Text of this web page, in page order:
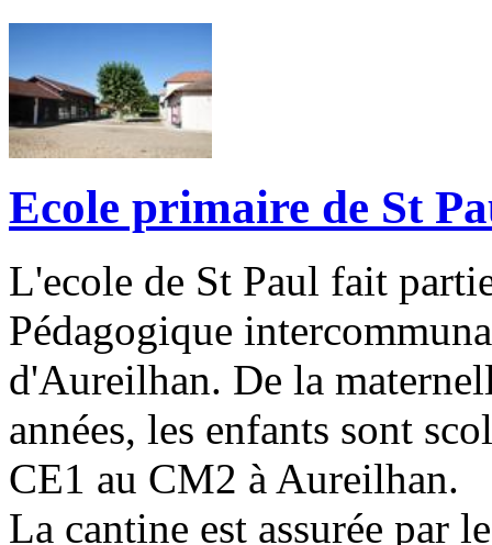
Ecole primaire de St
L'ecole de St Paul fait
Pédagogique
d'Aureilhan. De la
années, les enfants sont
CE1 au CM2 à Aureilhan.
La cantine est assurée par